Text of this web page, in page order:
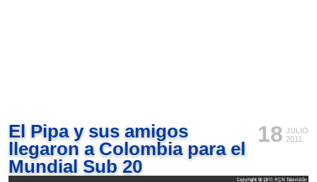
18 JULIO
2011
El Pipa y sus amigos
llegaron a Colombia para el
Mundial Sub 20